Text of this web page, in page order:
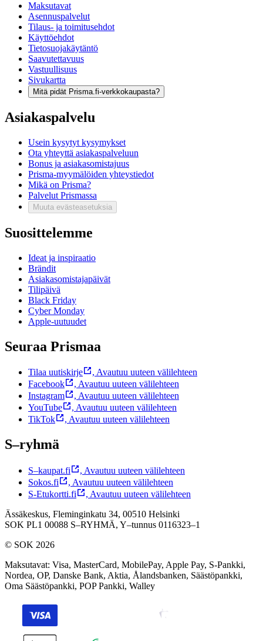
Maksutavat
Asennuspalvelut
Tilaus- ja toimitusehdot
Käyttöehdot
Tietosuojakäytäntö
Saavutettavuus
Vastuullisuus
Sivukartta
Mitä pidät Prisma.fi-verkkokaupasta?
Asiakaspalvelu
Usein kysytyt kysymykset
Ota yhteyttä asiakaspalveluun
Bonus ja asiakasomistajuus
Prisma-myymälöiden yhteystiedot
Mikä on Prisma?
Palvelut Prismassa
Muuta evästeasetuksia
Suosittelemme
Ideat ja inspiraatio
Brändit
Asiakasomistajapäivät
Tilipäivä
Black Friday
Cyber Monday
Apple-uutuudet
Seuraa Prismaa
Tilaa uutiskirje , Avautuu uuteen välilehteen
Facebook
, Avautuu uuteen välilehteen
Instagram
, Avautuu uuteen välilehteen
YouTube
, Avautuu uuteen välilehteen
TikTok
, Avautuu uuteen välilehteen
S–ryhmä
S–kaupat.fi , Avautuu uuteen välilehteen
Sokos.fi
, Avautuu uuteen välilehteen
S-Etukortti.fi
, Avautuu uuteen välilehteen
Ässäkeskus, Fleminginkatu 34, 00510 Helsinki
SOK PL1 00088 S–RYHMÄ, Y–tunnus 0116323–1
© SOK 2026
Maksutavat: Visa, MasterCard, MobilePay, Apple Pay, S-Pankki,
Nordea, OP, Danske Bank, Aktia, Ålandsbanken, Säästöpankki,
Oma Säästöpankki, POP Pankki, Walley